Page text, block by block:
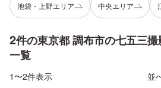
池袋・上野エリア 中央エリア
2件の東京都 調布市の七五三撮
一覧
1〜2件表示 並